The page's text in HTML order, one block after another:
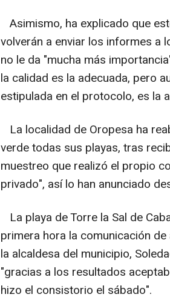
Asimismo, ha explicado que
volverán a enviar los informes a
no le da "mucha más
la calidad es la adecuada, pero
estipulada en el protocolo, es la
La localidad de Oropesa ha
verde todas sus playas, tras
muestreo que realizó el propio
privado", así lo han anunciado
La playa de Torre la Sal de
primera hora la comunicación
la alcaldesa del municipio,
"gracias a los resultados
hizo el consistorio el sábado".